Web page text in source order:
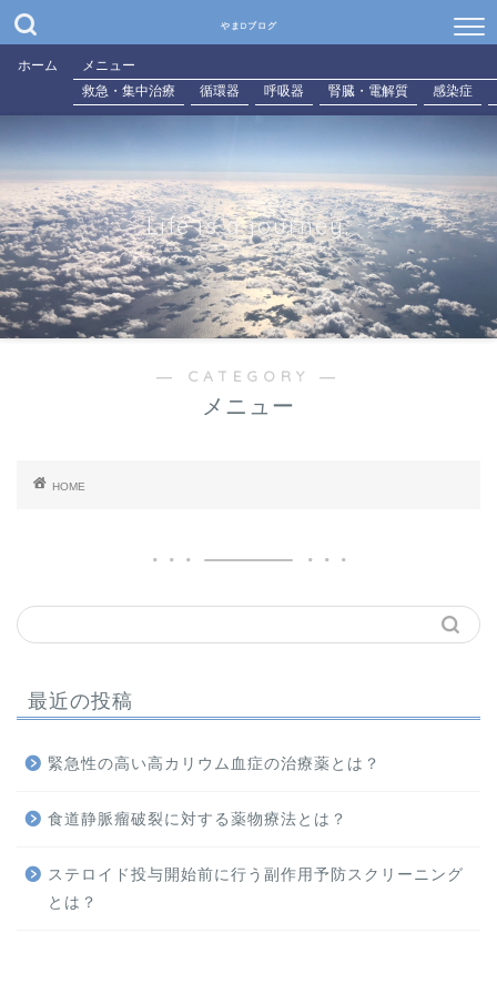
やまDブログ
ホーム
メニュー
救急・集中治療
循環器 呼吸器 腎臓・電解質 感染症
Life is a journey.
― CATEGORY ―
メニュー
HOME
最近の投稿
緊急性の高い高カリウム血症の治療薬とは？
食道静脈瘤破裂に対する薬物療法とは？
ステロイド投与開始前に行う副作用予防スクリーニング
とは？
救急・集中治療
呼吸器
腎臓・電解質